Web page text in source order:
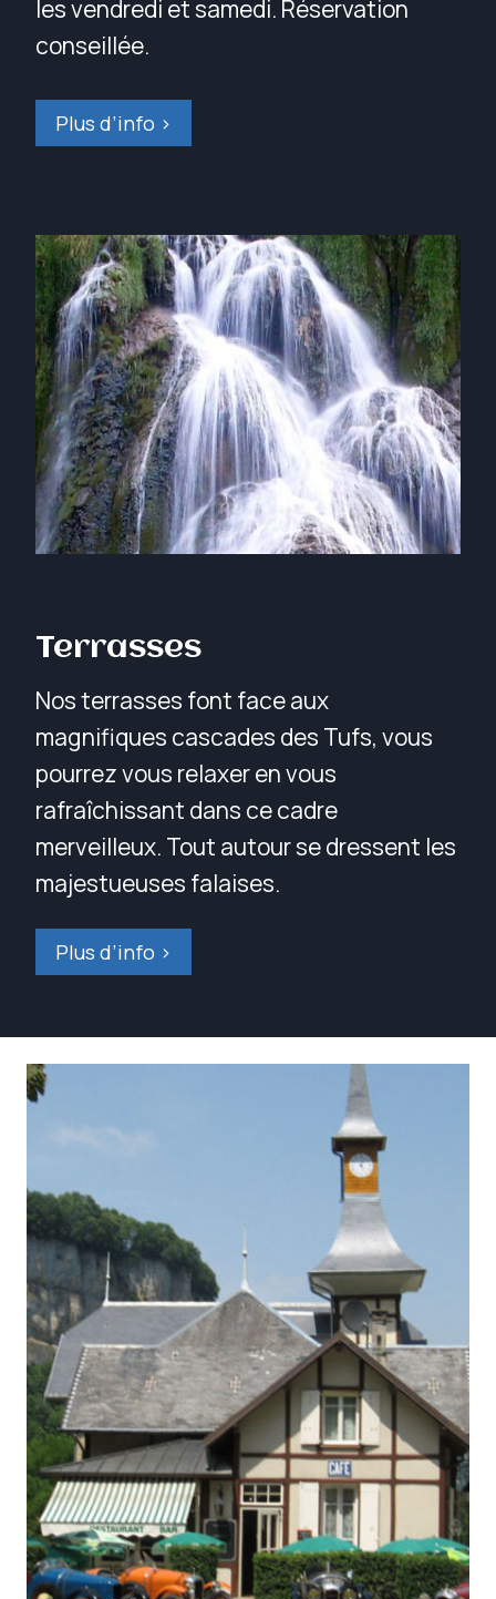
les vendredi et samedi. Réservation
conseillée.
Plus d’info >
Terrasses
Nos terrasses font face aux
magnifiques cascades des Tufs, vous
pourrez vous relaxer en vous
rafraîchissant dans ce cadre
merveilleux. Tout autour se dressent les
majestueuses falaises.
Plus d’info >